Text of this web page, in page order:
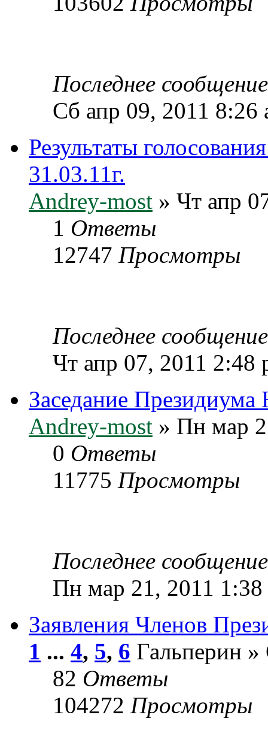
Последнее
Сб апр 09, 2011 8:26
Результаты
31.03.11г.
Andrey-most » Чт апр
1 Ответы
12747 Просмотры
Последнее
Чт апр 07, 2011 2:48
Заседание
Andrey-most » Пн мар
0 Ответы
11775 Просмотры
Последнее
Пн мар 21, 2011 1:38
Заявления Членов
1 ... 4, 5, 6 Гальперин
82 Ответы
104272 Просмотры